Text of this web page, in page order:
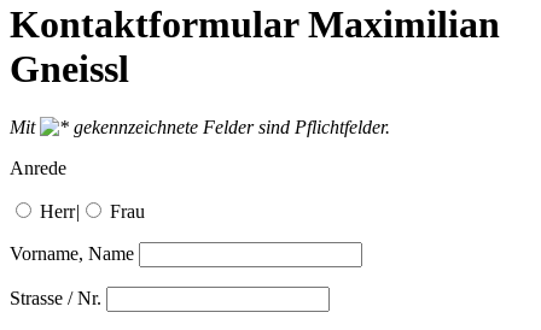
Kontaktformular Maximilian
Gneissl
Mit
gekennzeichnete Felder sind Pflichtfelder.
Anrede
Herr| Frau
Vorname, Name
Strasse / Nr.